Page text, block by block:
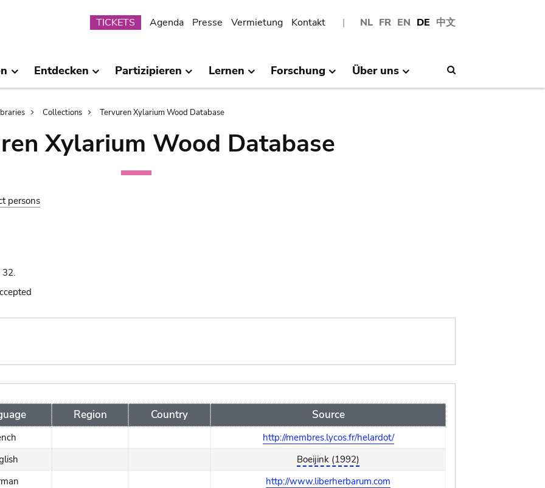
NL FR EN DE 中文
Submenu
TICKETS Agenda Presse Vermietung Kontakt
Entdecken Partizipieren Lernen Forschung Über uns
Collections Tervuren Xylarium Wood Database
Xylarium Wood Database
persons
32.
Region Country Source
http://membres.lycos.fr/helardot/
Boeijink (1992)
http://www.liberherbarum.com